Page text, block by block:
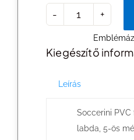
Soccerini
futball
mennyiség
Kiegészítő
Leírás
Soccerini
labda, 5-ös